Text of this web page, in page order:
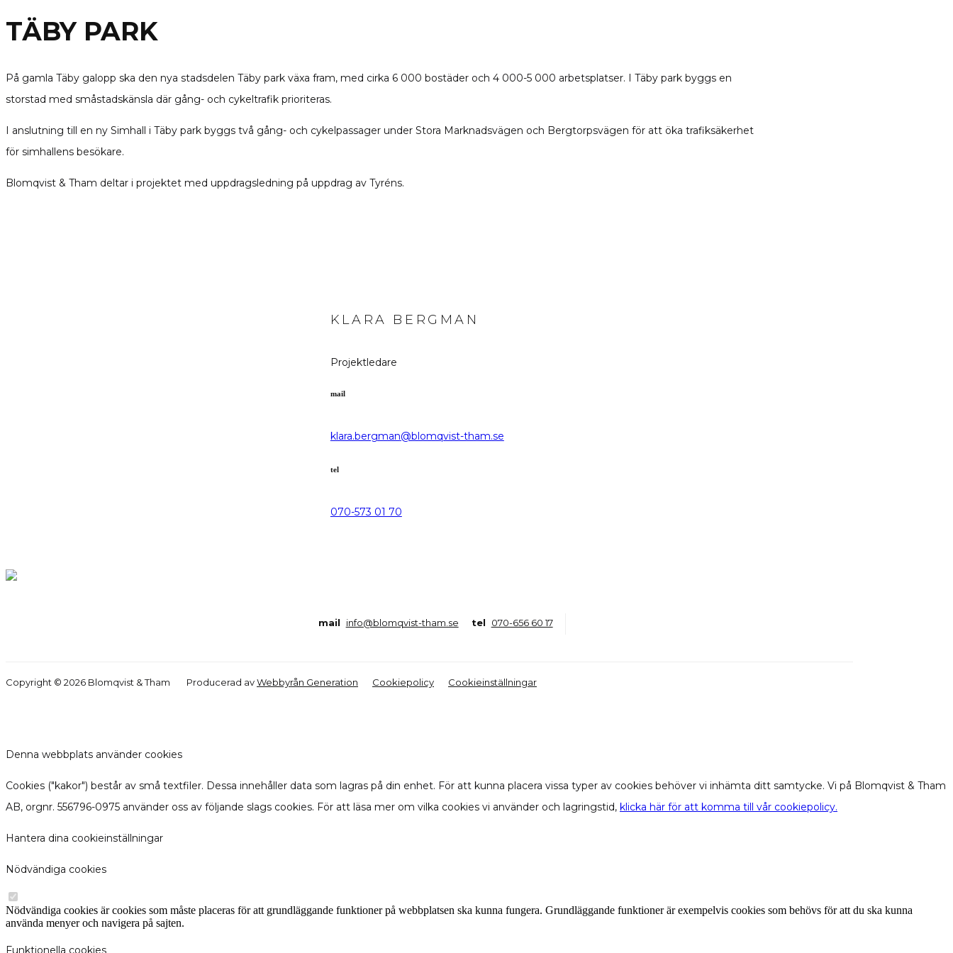
TÄBY PARK
På gamla Täby galopp ska den nya stadsdelen Täby park växa fram, med cirka 6 000 bostäder och 4 000-5 000 arbetsplatser. I Täby park byggs en
storstad med småstadskänsla där gång- och cykeltrafik prioriteras.
I anslutning till en ny Simhall i Täby park byggs två gång- och cykelpassager under Stora Marknadsvägen och Bergtorpsvägen för att öka trafiksäkerhet
för simhallens besökare.
Blomqvist & Tham deltar i projektet med uppdragsledning på uppdrag av Tyréns.
KLARA BERGMAN
Projektledare
mail
klara.bergman@blomqvist-tham.se
tel
070-573 01 70
mail info@blomqvist-tham.se tel 070-656 60 17
Copyright © 2026 Blomqvist & Tham Producerad avWebbyrån Generation Cookiepolicy Cookieinställningar
Denna webbplats använder cookies
Cookies ("kakor") består av små textfiler. Dessa innehåller data som lagras på din enhet. För att kunna placera vissa typer av cookies behöver vi inhämta ditt samtycke. Vi på Blomqvist & Tham
AB, orgnr. 556796-0975 använder oss av följande slags cookies. För att läsa mer om vilka cookies vi använder och lagringstid, klicka här för att komma till vår cookiepolicy.
Hantera dina cookieinställningar
Nödvändiga cookies
Nödvändiga cookies är cookies som måste placeras för att grundläggande funktioner på webbplatsen ska kunna fungera. Grundläggande funktioner är exempelvis cookies som behövs för att du ska kunna
använda menyer och navigera på sajten.